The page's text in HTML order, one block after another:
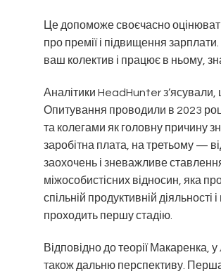
Це допоможе своєчасно оцінювати
про премії і підвищення
ваш колектив і працює в ньому,
Аналітики HeadHunter з’ясували,
Опитування проводили в 2023
та колегами як головну причину
заробітна плата, на третьому —
заохочень і зневажливе
міжособистісних відносин, яка
спільній продуктивній
проходить першу стадію.
Відповідно до теорії
також дальню перспективу.